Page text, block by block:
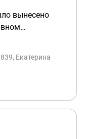
вынесено
жалобу в
решения мне
и 16.08.
на
быть
Екатерина